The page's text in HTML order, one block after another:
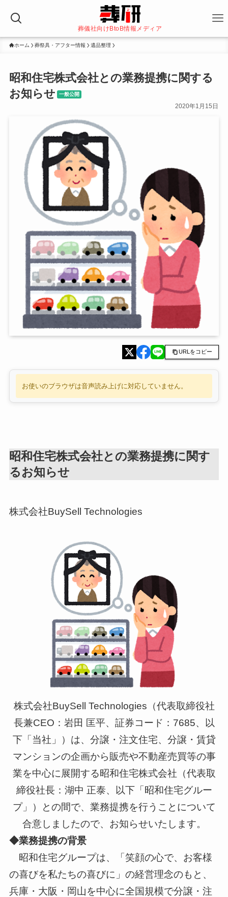
葬儀社向けBtoB情報メディア
ホーム 葬祭具・アフター情報 遺品整理
昭和住宅株式会社との業務提携に関する
お知らせ
一般公開
2020年1月15日
URLをコピー
お使いのブラウザは音声読み上げに対応していません。
昭和住宅株式会社との業務提携に関す
るお知らせ
株式会社BuySell Technologies
株式会社BuySell Technologies（代表取締役社
長兼CEO：岩田 匡平、証券コード：7685、以
下「当社」）は、分譲・注文住宅、分譲・賃貸
マンションの企画から販売や不動産売買等の事
業を中心に展開する昭和住宅株式会社（代表取
締役社長：湖中 正泰、以下「昭和住宅グルー
プ」）との間で、業務提携を行うことについて
合意しましたので、お知らせいたします。
◆業務提携の背景
昭和住宅グループは、「笑顔の心で、お客様
の喜びを私たちの喜びに」の経営理念のもと、
兵庫・大阪・岡山を中心に全国規模で分譲・注